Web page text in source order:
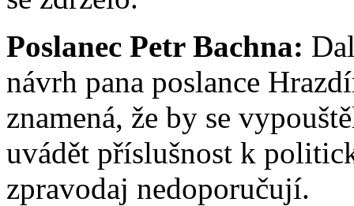
Poslanec Petr Bachna:
návrh pana poslance
znamená, že by se
uvádět příslušnost k
zpravodaj nedoporučují.